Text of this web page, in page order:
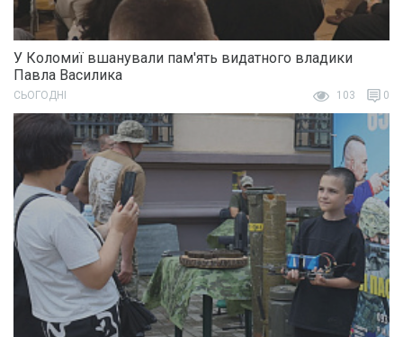
У Коломиї вшанували пам'ять видатного владики
Павла Василика
СЬОГОДНІ 103 0